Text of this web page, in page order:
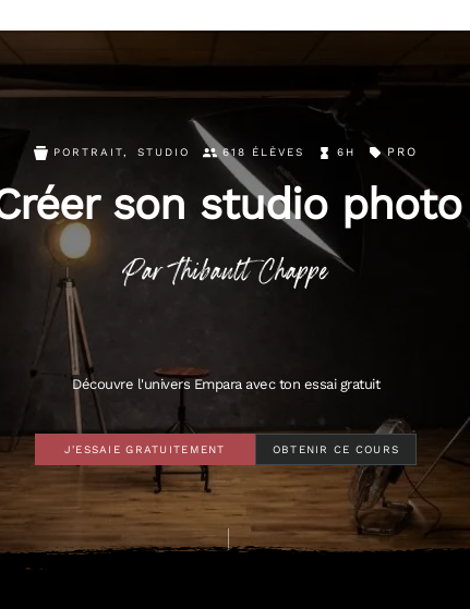
PORTRAIT, STUDIO 618 ÉLÈVES 6H PRO
son studio photo
ParThibaultChappe
Découvre l'univers Empara avec ton essai gratuit
J'ESSAIE GRATUITEMENT OBTENIR CE COURS